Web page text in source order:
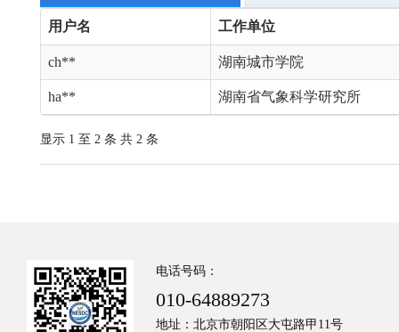
用户名 工作单位
ch** 湖南城市学院
ha** 湖南省气象科学研究所
显示 1 至 2 条 共 2 条
电话号码：
010-64889273
地址：北京市朝阳区大屯路甲11号